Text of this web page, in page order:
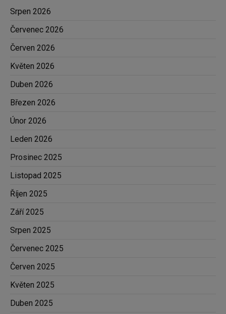
Srpen 2026
Červenec 2026
Červen 2026
Květen 2026
Duben 2026
Březen 2026
Únor 2026
Leden 2026
Prosinec 2025
Listopad 2025
Říjen 2025
Září 2025
Srpen 2025
Červenec 2025
Červen 2025
Květen 2025
Duben 2025